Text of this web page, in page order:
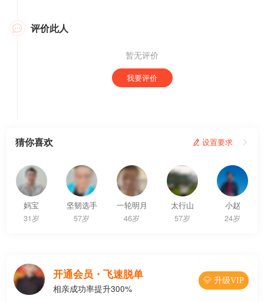
 评价此人
暂无评价
我要评价
猜你喜欢  设置要求 
妈宝
31岁
坚韧选手
57岁
一轮明月
46岁
太行山
57岁
小赵
24岁
开通会员・飞速脱单
相亲成功率提升300%
 升级VIP